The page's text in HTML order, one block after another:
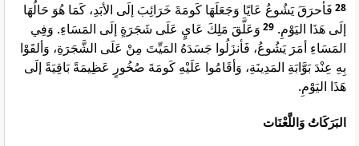
28 فَأحرَقَ يَشُوعُ عَايًا وَجَعَلَهَا كَومَةَ خَرَائِبَ إلَى الأبَدِ، كَمَا هُوَ حَالُهَا
إلَى هَذَا اليَوْمِ. 29 وَعَلَّقَ مَلِكَ عَايٍ عَلَى شَجَرَةٍ إلَى المَسَاءِ. وَفِي
المَسَاءِ أمَرَ يَشُوعُ، فَأنزَلُوا جَسَدَهُ المَيِّتَ مِنْ عَلَى الشَّجَرَةِ، وَألقَوْا
بِهِ عِنْدَ بَوَّابَةِ المَدِينَةِ، وَأقَامُوا عَلَيْهِ كَومَةَ صُخُورٍ عَظِيمَةً بَاقِيَةً إلَى
هَذَا اليَوْمِ.
البَرَكَاتُ وَاللَّعْنَات